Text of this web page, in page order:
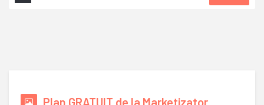
Plan GRATUIT de la Marketizator